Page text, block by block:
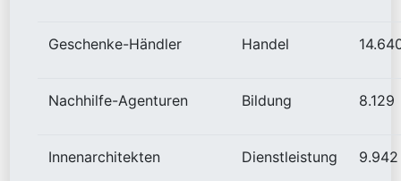
Geschenke-Händler Handel
Nachhilfe-Agenturen Bildung 8.129
Innenarchitekten Dienstleistung 9.942